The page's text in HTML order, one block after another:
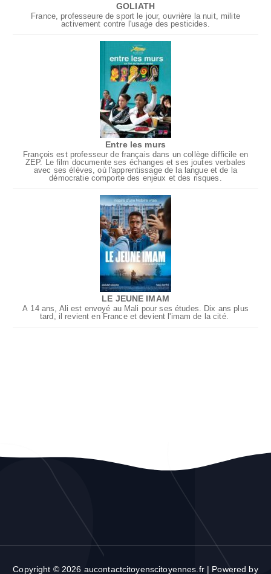
GOLIATH
France, professeure de sport le jour, ouvrière la nuit, milite
activement contre l'usage des pesticides.
Entre les murs
François est professeur de français dans un collège difficile en
ZEP. Le film documente ses échanges et ses joutes verbales
avec ses élèves, où l'apprentissage de la langue et de la
démocratie comporte des enjeux et des risques.
LE JEUNE IMAM
À 14 ans, Ali est envoyé au Mali pour ses études. Dix ans plus
tard, il revient en France et devient l'imam de la cité.
Copyright © 2026 aucontactcitoyenscitoyennes.fr | Powered by